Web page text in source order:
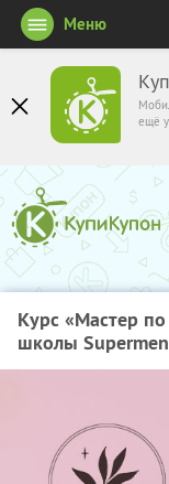
ещё
Меню
Курс «Мастер
школы